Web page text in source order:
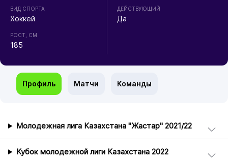
ВИД СПОРТА
Хоккей
РОСТ, СМ
185
ДЕЙСТВУЮЩИЙ
Да
Профиль Матчи Команды
Молодежная лига Казахстана "Жастар" 2021/22
Кубок молодежной лиги Казахстана 2022